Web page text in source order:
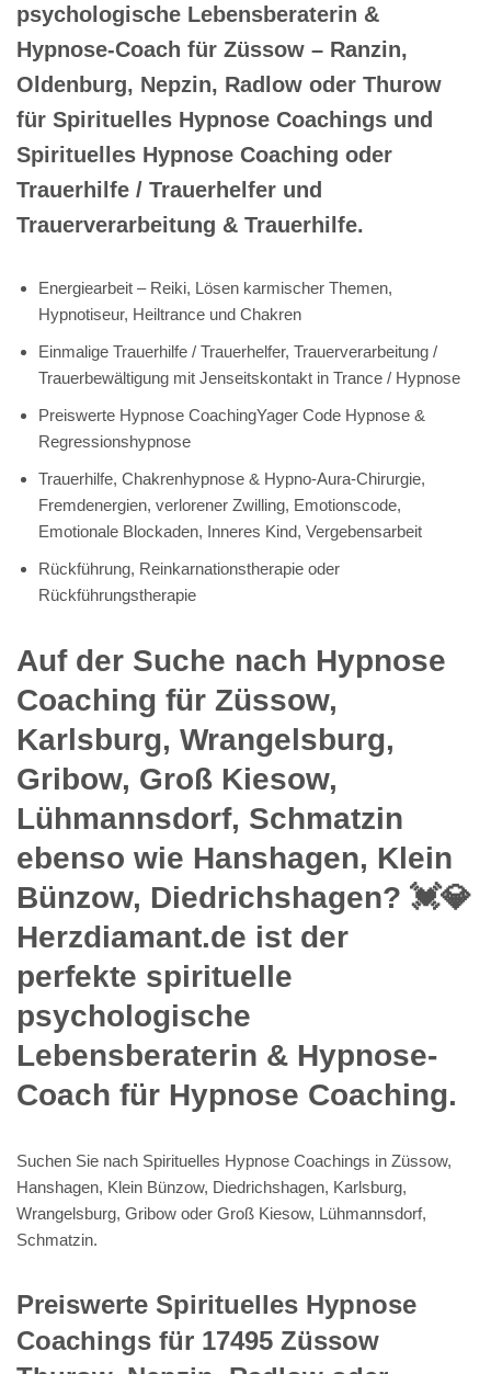
psychologische Lebensberaterin &
Hypnose-Coach für Züssow – Ranzin,
Oldenburg, Nepzin, Radlow oder Thurow
für Spirituelles Hypnose Coachings und
Spirituelles Hypnose Coaching oder
Trauerhilfe / Trauerhelfer und
Trauerverarbeitung & Trauerhilfe.
Energiearbeit – Reiki, Lösen karmischer Themen,
Hypnotiseur, Heiltrance und Chakren
Einmalige Trauerhilfe / Trauerhelfer, Trauerverarbeitung /
Trauerbewältigung mit Jenseitskontakt in Trance / Hypnose
Preiswerte Hypnose CoachingYager Code Hypnose &
Regressionshypnose
Trauerhilfe, Chakrenhypnose & Hypno-Aura-Chirurgie,
Fremdenergien, verlorener Zwilling, Emotionscode,
Emotionale Blockaden, Inneres Kind, Vergebensarbeit
Rückführung, Reinkarnationstherapie oder
Rückführungstherapie
Auf der Suche nach Hypnose
Coaching für Züssow,
Karlsburg, Wrangelsburg,
Gribow, Groß Kiesow,
Lühmannsdorf, Schmatzin
ebenso wie Hanshagen, Klein
Bünzow, Diedrichshagen? 💓️💎
Herzdiamant.de ist der
perfekte spirituelle
psychologische
Lebensberaterin & Hypnose-
Coach für Hypnose Coaching.
Suchen Sie nach Spirituelles Hypnose Coachings in Züssow,
Hanshagen, Klein Bünzow, Diedrichshagen, Karlsburg,
Wrangelsburg, Gribow oder Groß Kiesow, Lühmannsdorf,
Schmatzin.
Preiswerte Spirituelles Hypnose
Coachings für 17495 Züssow